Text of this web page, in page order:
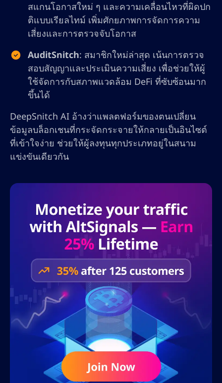
สแกนโอกาสใหม่ ๆ และความเคลื่อนไหวที่ผิดปก
ติแบบเรียลไทม์ เพิ่มศักยภาพการจัดการความ
เสี่ยงและการตรวจจับโอกาส
AuditSnitch: สมาชิกใหม่ล่าสุด เน้นการตรวจ
สอบสัญญาและประเมินความเสี่ยง เพื่อช่วยให้ผู้
ใช้จัดการกับสภาพแวดล้อม DeFi ที่ซับซ้อนมาก
ขึ้นได้
DeepSnitch AI อ้างว่าแพลตฟอร์มของตนเปลี่ยน
ข้อมูลบล็อกเชนที่กระจัดกระจายให้กลายเป็นอินไซต์
ที่เข้าใจง่าย ช่วยให้ผู้ลงทุนทุกประเภทอยู่ในสนาม
แข่งขันเดียวกัน